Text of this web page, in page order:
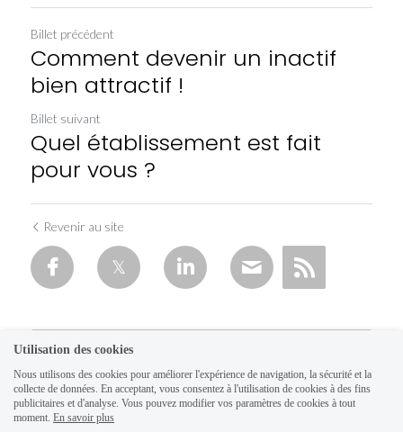
Billet précédent
Comment devenir un inactif
bien attractif !
Billet suivant
Quel établissement est fait
pour vous ?
Revenir au site
Utilisation des cookies
Nous utilisons des cookies pour améliorer l'expérience de navigation, la sécurité et la
collecte de données. En acceptant, vous consentez à l'utilisation de cookies à des fins
publicitaires et d'analyse. Vous pouvez modifier vos paramètres de cookies à tout
moment. En savoir plus